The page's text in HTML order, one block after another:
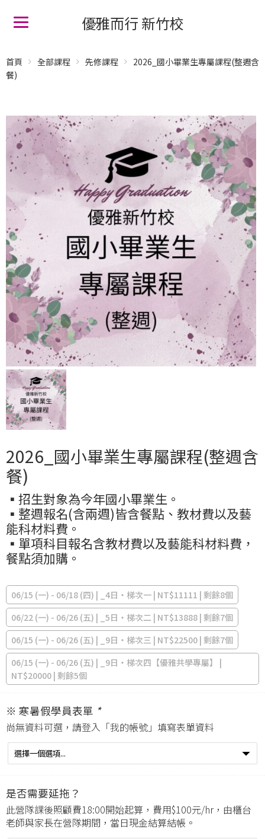
優雅而行 新竹校
首頁 全部課程 先修課程
2026_國小畢業生專屬課程(整週含
餐)
2026_國小畢業生專屬課程(整週含
餐)
▪️招生對象為今年國小畢業生。
▪️整週報名(含兩週)皆含餐點、教材費以及藝
能科材料費。
▪️單項科目報名含教材費以及藝能科材料費，
餐點須加購。
06/15 (一) - 06/18 (四) | _4日‧梯次一 | NT$11111 | 剩餘8個
06/22 (一) - 06/26 (五) | _5日‧梯次二 | NT$13888 | 剩餘7個
06/15 (一) - 06/26 (五) | _9日‧梯次三 | NT$22500 | 剩餘7個
06/15 (一) - 06/26 (五) | _9日‧梯次四【優雅共學專屬】 |
NT$20000 | 剩餘5個
※ 寒暑假學員表單 *
尚無資料可選，請登入「我的帳號 」填寫表單資料
是否需要延拖？
此營隊課後照顧費18:00開始起算，費用$100元/hr，由櫃台
老師與家長在營隊期間，當日現金結算結帳。